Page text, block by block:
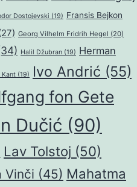
Dostojevski (19) Fransis Bejkon
Georg Vilhelm Fridrih Hegel (20)
Halil Džubran (19) Herman
Kant (19) Ivo Andrić (55)
fon Gete
Dučić (90)
Lav Tolstoj (50)
Vinči (45) Mahatma